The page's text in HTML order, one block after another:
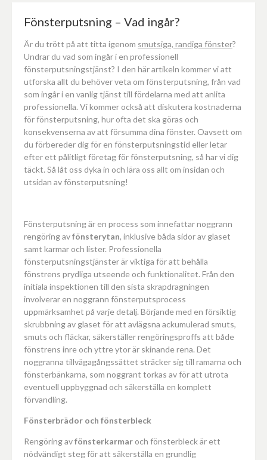
Fönsterputsning – Vad ingår?
Är du trött på att titta igenom smutsiga, randiga fönster?
Undrar du vad som ingår i en professionell
fönsterputsningstjänst? I den här artikeln kommer vi att
utforska allt du behöver veta om fönsterputsning, från vad
som ingår i en vanlig tjänst till fördelarna med att anlita
professionella. Vi kommer också att diskutera kostnaderna
för fönsterputsning, hur ofta det ska göras och
konsekvenserna av att försumma dina fönster. Oavsett om
du förbereder dig för en fönsterputsningstid eller letar
efter ett pålitligt företag för fönsterputsning, så har vi dig
täckt. Så låt oss dyka in och lära oss allt om insidan och
utsidan av fönsterputsning!
Fönsterputsning är en process som innefattar noggrann
rengöring avfönsterytan, inklusive båda sidor av glaset
samt karmar och lister. Professionella
fönsterputsningstjänster är viktiga för att behålla
fönstrens prydliga utseende och funktionalitet. Från den
initiala inspektionen till den sista skrapdragningen
involverar en noggrann fönsterputsprocess
uppmärksamhet på varje detalj. Börjande med en försiktig
skrubbning av glaset för att avlägsna ackumulerad smuts,
smuts och fläckar, säkerställer rengöringsproffs att både
fönstrens inre och yttre ytor är skinande rena. Det
noggranna tillvägagångssättet sträcker sig till ramarna och
fönsterbänkarna, som noggrant torkas av för att utrota
eventuell uppbyggnad och säkerställa en komplett
förvandling.
Fönsterbrädor och fönsterbleck
Rengöring avfönsterkarmar och fönsterbleck är ett
nödvändigt steg för att säkerställa en grundlig